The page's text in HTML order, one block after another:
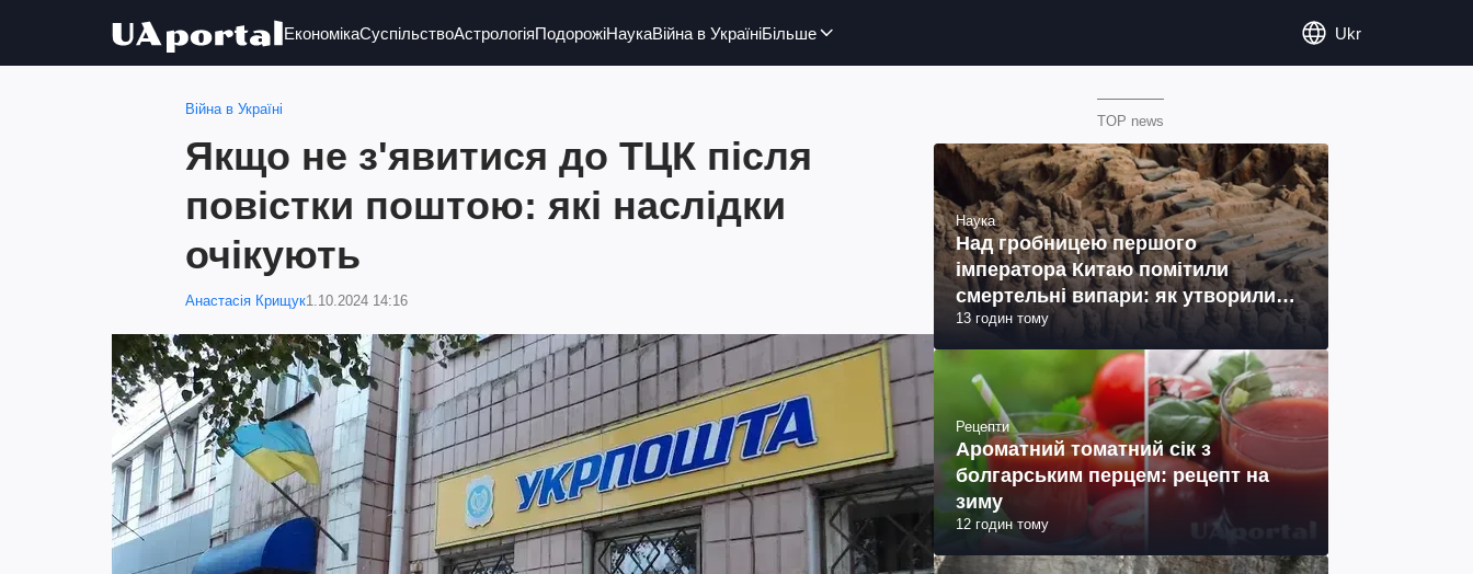
ЕкономікаСуспільствоАстрологіяПодорожіНаукаВійна в УкраїніБільше Ukr
Війна в Україні
Якщо не з'явитися до ТЦК після
повістки поштою: які наслідки
очікують
Анастасія Крищук1.10.2024 14:16
TOP news
Наука
Над гробницею першого
імператора Китаю помітили
смертельні випари: як утворились
(фото)
13 годин тому
Рецепти
Ароматний томатний сік з
болгарським перцем: рецепт на
зиму
12 годин тому